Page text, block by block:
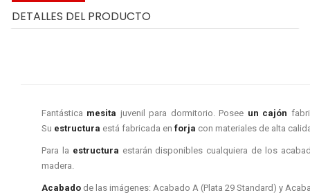
DETALLES DEL PRODUCTO
Fantástica mesita juvenil para dormitorio. Posee un cajón
Su estructura está fabricada en forja con materiales de alta
Para la estructura estarán disponibles cualquiera de los
madera.
Acabado de las imágenes: Acabado A (Plata 29 Standard) y